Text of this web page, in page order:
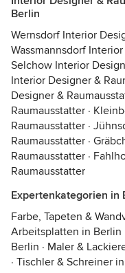
Berlin
Wernsdorf Interior
Wassmannsdorf
Selchow Interior
Interior Designer &
Designer &
Raumausstatter ·
Raumausstatter ·
Raumausstatter ·
Raumausstatter ·
Raumausstatter
Expertenkategorien in
Farbe, Tapeten &
Arbeitsplatten in Berlin
Berlin · Maler &
· Tischler & Schreiner